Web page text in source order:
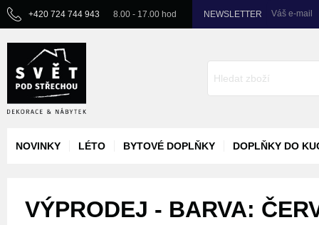
+420 724 744 943 8.00 - 17.00 hod NEWSLETTER Váš e-mail
NOVINKY LÉTO BYTOVÉ DOPLŇKY DOPLŇKY DO
VÝPRODEJ - BARVA: